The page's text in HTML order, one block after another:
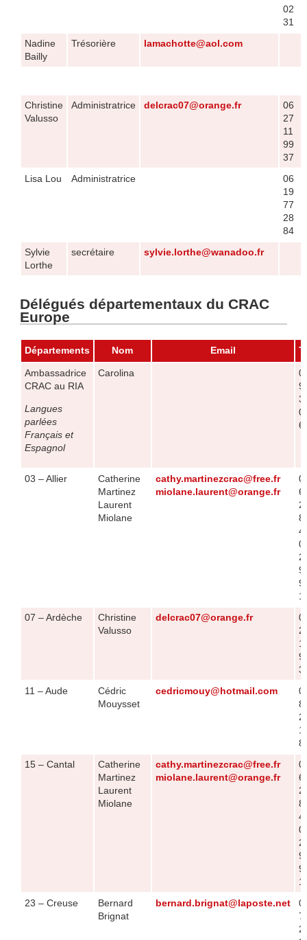
02
31
Nadine
Bailly
Trésorière lamachotte@aol.com
Christine
Valusso
Administratrice delcrac07@orange.fr
06
27
11
99
37
Lisa Lou
Administratrice
06
19
77
28
84
Sylvie
Lorthe
secrétaire sylvie.lorthe@wanadoo.fr
Délégués départementaux du CRAC
Europe
Départements Nom Email
Ambassadrice
CRAC au RIA
Langues
parlées
Français et
Espagnol
Carolina
03 – Allier
Catherine
Martinez
Laurent
Miolane
cathy.martinezcrac@free.fr
miolane.laurent@orange.fr
07 – Ardèche
Christine
Valusso
delcrac07@orange.fr
11 – Aude
Cédric
Mouysset
cedricmouy@hotmail.com
15 – Cantal
Catherine
Martinez
Laurent
Miolane
cathy.martinezcrac@free.fr
miolane.laurent@orange.fr
23 – Creuse
Bernard
Brignat
bernard.brignat@laposte.net